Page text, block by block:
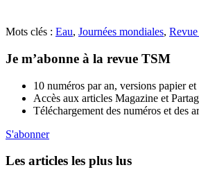
Mots clés : Eau, Journées mondiales,
Je m’abonne à la revue TSM
10 numéros par an, versions papier
Accès aux articles Magazine et
Téléchargement des numéros et des
S'abonner
Les articles les plus lus